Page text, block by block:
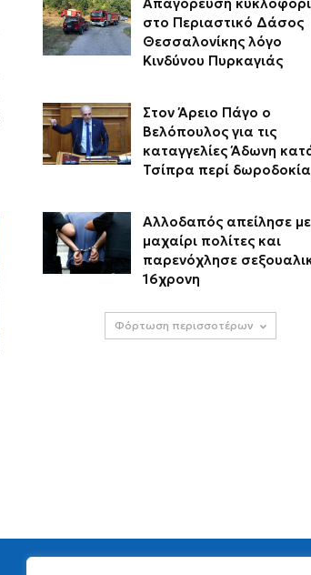
στο Περιαστικό Δάσος
Θεσσαλονίκης λόγο
Κινδύνου Πυρκαγιάς
Στον Άρειο Πάγο ο
Βελόπουλος για τις
καταγγελίες Άδωνη
Τσίπρα περί
Αλλοδαπός απείλησε με
μαχαίρι πολίτες και
παρενόχλησε
16χρονη
Φόρτωση περισσοτέρων